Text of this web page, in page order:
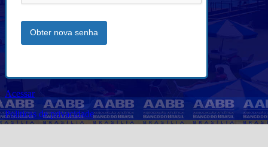
Acessar
Politicas de privacidade